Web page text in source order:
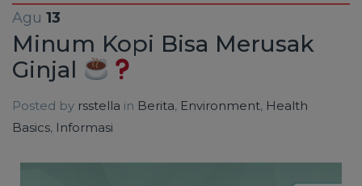
Agu 13
Minum Kopi Bisa Merusak
Ginjal
Posted by rsstella in Berita, Environment, Health
Basics, Informasi